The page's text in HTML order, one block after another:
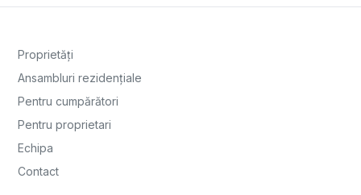
Proprietăți
Ansambluri rezidențiale
Pentru cumpărători
Pentru proprietari
Echipa
Contact